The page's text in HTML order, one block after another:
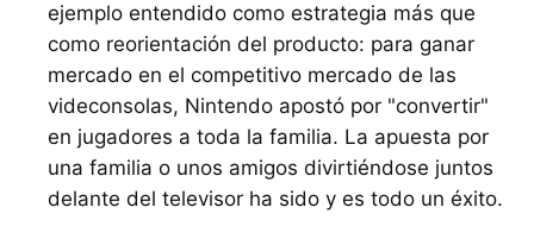
ejemplo entendido como estrategia más que
como reorientación del producto: para ganar
mercado en el competitivo mercado de las
videconsolas, Nintendo apostó por "convertir"
en jugadores a toda la familia. La apuesta por
una familia o unos amigos divirtiéndose juntos
delante del televisor ha sido y es todo un éxito.